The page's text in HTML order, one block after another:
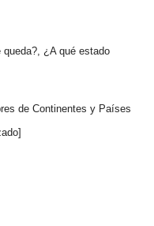
queda?, ¿A qué estado
de Continentes y Países